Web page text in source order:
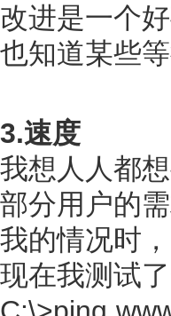
改进是一个
也知道某些
3.速度
我想人人都
部分用户的
我的情况时
现在我测试